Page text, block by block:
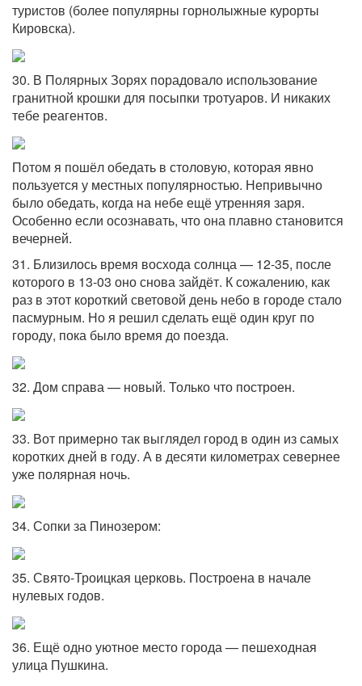
туристов (более популярны горнолыжные курорты
Кировска).
30. В Полярных Зорях порадовало использование
гранитной крошки для посыпки тротуаров. И никаких
тебе реагентов.
Потом я пошёл обедать в столовую, которая явно
пользуется у местных популярностью. Непривычно
было обедать, когда на небе ещё утренняя заря.
Особенно если осознавать, что она плавно становится
вечерней.
31. Близилось время восхода солнца — 12-35, после
которого в 13-03 оно снова зайдёт. К сожалению, как
раз в этот короткий световой день небо в городе стало
пасмурным. Но я решил сделать ещё один круг по
городу, пока было время до поезда.
32. Дом справа — новый. Только что построен.
33. Вот примерно так выглядел город в один из самых
коротких дней в году. А в десяти километрах севернее
уже полярная ночь.
34. Сопки за Пинозером:
35. Свято-Троицкая церковь. Построена в начале
нулевых годов.
36. Ещё одно уютное место города — пешеходная
улица Пушкина.